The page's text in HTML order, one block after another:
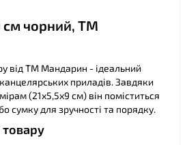
см чорний, ТМ
від ТМ Мандарин - ідеальний
приладів. Завдяки
(21х5,5х9 см) він поміститься
сумку для зручності та порядку.